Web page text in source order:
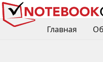
Главная